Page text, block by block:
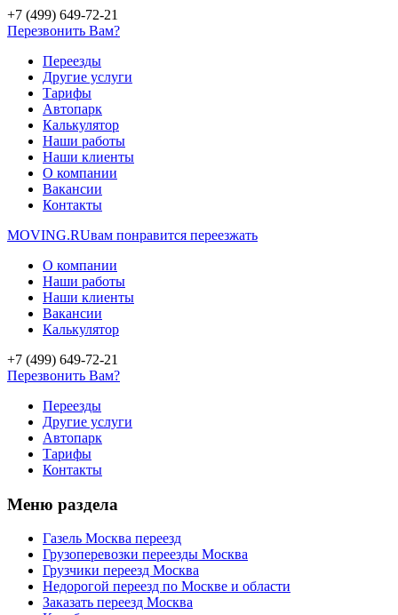
+7 (499) 649-72-21
Перезвонить Вам?
Переезды
Другие услуги
Тарифы
Автопарк
Калькулятор
Наши работы
Наши клиенты
О компании
Вакансии
Контакты
MOVING.RUвам понравится переезжать
О компании
Наши работы
Наши клиенты
Вакансии
Калькулятор
+7 (499) 649-72-21
Перезвонить Вам?
Переезды
Другие услуги
Автопарк
Тарифы
Контакты
Меню раздела
Газель Москва переезд
Грузоперевозки переезды Москва
Грузчики переезд Москва
Недорогой переезд по Москве и области
Заказать переезд Москва